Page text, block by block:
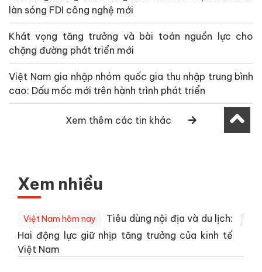
làn sóng FDI công nghệ mới
Khát vọng tăng trưởng và bài toán nguồn lực cho
chặng đường phát triển mới
Việt Nam gia nhập nhóm quốc gia thu nhập trung bình
cao: Dấu mốc mới trên hành trình phát triển
Xem thêm các tin khác
Xem nhiều
Việt Nam hôm nay
Tiêu dùng nội địa và du lịch:
Hai động lực giữ nhịp tăng trưởng của kinh tế
Việt Nam